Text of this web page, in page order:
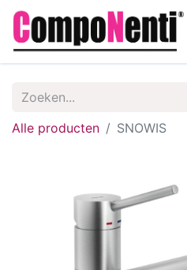
Alle producten SNOWIS